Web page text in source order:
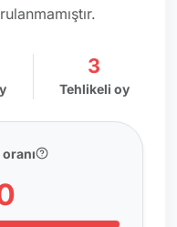
3
Tehlikeli oy